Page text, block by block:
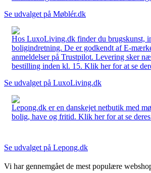
Se udvalget på Møblér.dk
Hos LuxoLiving.dk finder du brugskunst,
boligindretning. De er godkendt af E-
anmeldelser på Trustpilot. Levering sker
bestilling inden kl. 15. Klik her for at se
Se udvalget på LuxoLiving.dk
Lepong.dk er en danskejet netbutik med
bolig, have og fritid. Klik her for at se
Se udvalget på Lepong.dk
Vi har gennemgået de mest populære